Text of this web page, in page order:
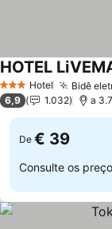
3 EstrelasHotel Bidê
HOTEL
6,9 1.032 a
De € 39
Consulte os